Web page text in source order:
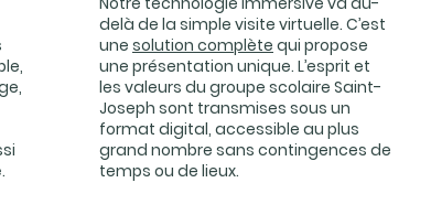
delà de la simple visite virtuelle. C’est
une solution complète qui propose
une présentation unique. L’esprit et
les valeurs du groupe scolaire Saint-
Joseph sont transmises sous un
format digital, accessible au plus
grand nombre sans contingences de
temps ou de lieux.